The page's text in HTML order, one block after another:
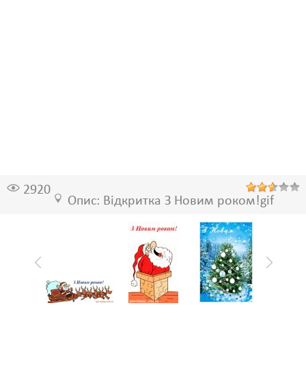
2920
Опис: Відкритка З Новим роком!gif